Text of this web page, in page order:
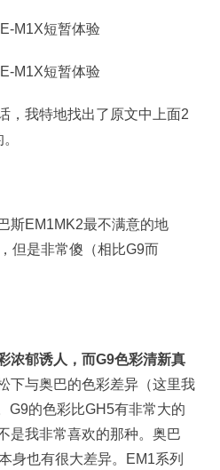
，我特地找出了原文中上面2
斯EM1MK2最不满意的地
但是非常傻（相比G9而
浓郁诱人，而G9色彩清新真
下与奥巴的色彩差异（这里我
G9的色彩比GH5有非常大的
是我非常喜欢的那种。奥巴
身也有很大差异。EM1系列